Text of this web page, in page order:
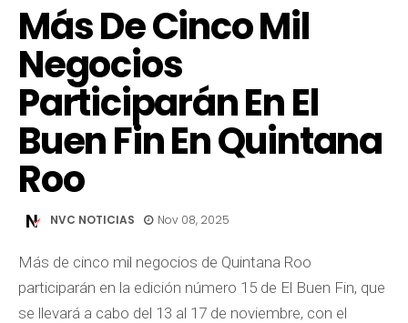
Más De Cinco Mil
Negocios
Participarán En El
Buen Fin En Quintana
Roo
NVC NOTICIAS Nov 08, 2025
Más de cinco mil negocios de Quintana Roo
participarán en la edición número 15 de El Buen Fin, que
se llevará a cabo del 13 al 17 de noviembre, con el